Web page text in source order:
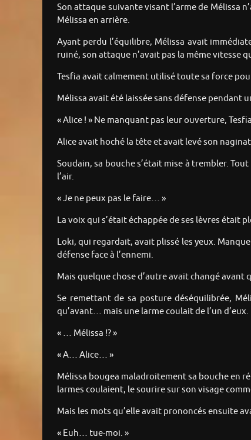
Son attaque suivante visant l’arme de Mélissa
Mélissa en arrière.
Ayant perdu l’équilibre, Mélissa avait
ruiné, son attaque n’avait pas la même vitesse
Tesfia avait calmement utilisé toute sa force
Mélissa avait été laissée sans défense pendant
« Alice ! » Ne manquant pas leur ouverture,
Alice avait hoché la tête et avait levé son
Soudain, sa bouche s’était mise à trembler.
l’air.
« Je ne peux pas le faire… »
La voix qui s’était échappée de ses lèvres était
Loki, qui regardait, avait plissé les yeux.
défense face à l’ennemi.
Mais quelque chose d’autre avait changé avant
Se remettant de sa posture déséquilibrée,
qu’avant… mais une larme coulait de l’un
« … Mélissa !? »
« A… Alice… »
Mélissa bougea maladroitement sa bouche en
larmes coulaient, le sourire sur son visage
Mais les mots qu’elle avait prononcés ensuite
« Euh… tue-moi. »